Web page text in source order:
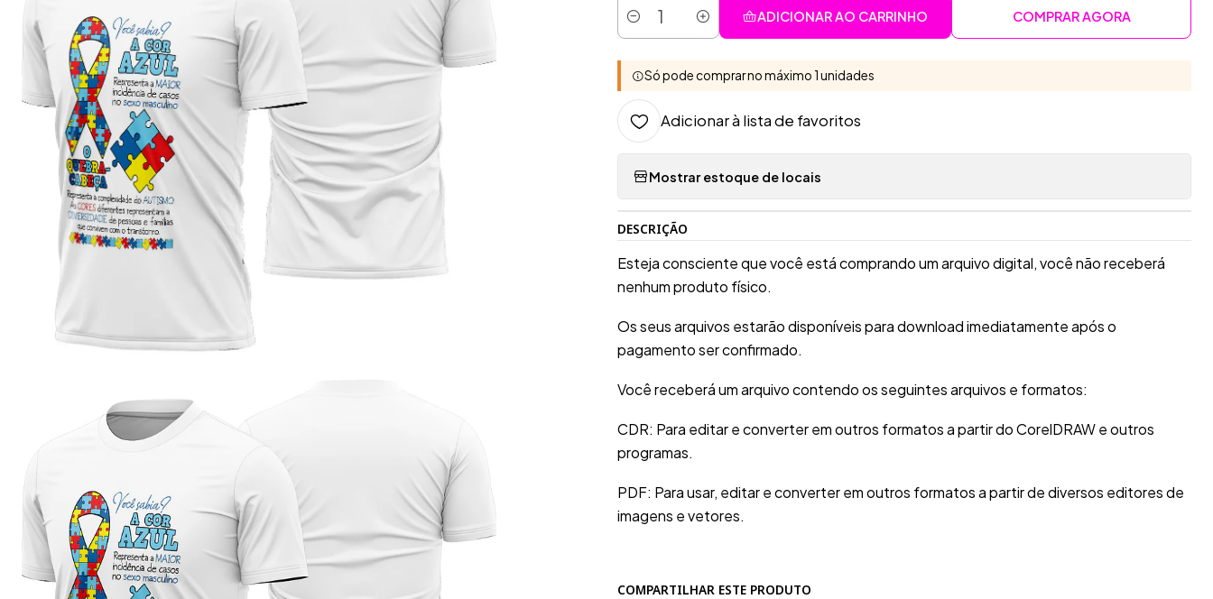
Quantidade
ADICIONAR AO CARRINHO COMPRAR AGORA
Só pode comprar no máximo 1 unidades
Adicionar à lista de favoritos
Mostrar estoque de locais
DESCRIÇÃO
Esteja consciente que você está comprando um arquivo digital, você não receberá
nenhum produto físico.
Os seus arquivos estarão disponíveis para download imediatamente após o
pagamento ser confirmado.
Você receberá um arquivo contendo os seguintes arquivos e formatos:
CDR: Para editar e converter em outros formatos a partir do CorelDRAW e outros
programas.
PDF: Para usar, editar e converter em outros formatos a partir de diversos editores de
imagens e vetores.
COMPARTILHAR ESTE PRODUTO